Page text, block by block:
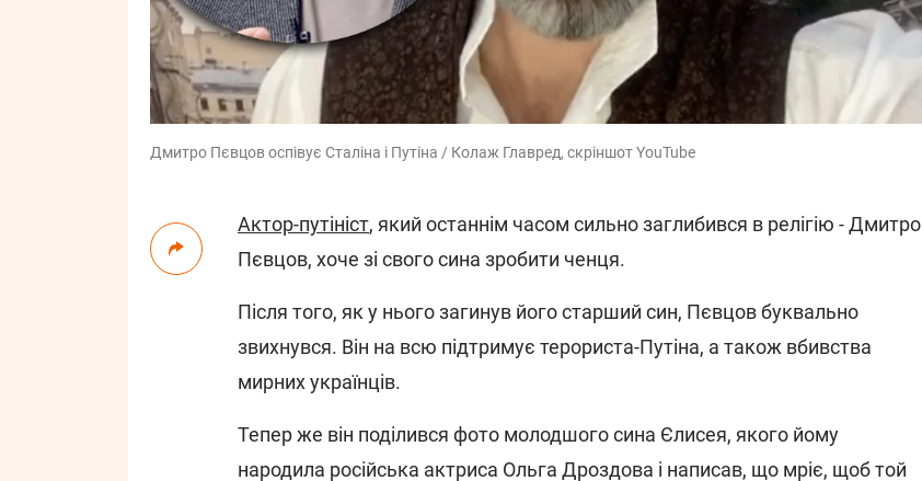
Дмитро Пєвцов оспівує Сталіна і Путіна / Колаж Главред, скріншот YouTube
Актор-путініст, який останнім часом сильно заглибився в релігію - Дмитро
Пєвцов, хоче зі свого сина зробити ченця.
Після того, як у нього загинув його старший син, Пєвцов буквально
звихнувся. Він на всю підтримує терориста-Путіна, а також вбивства
мирних українців.
Тепер же він поділився фото молодшого сина Єлисея, якого йому
народила російська актриса Ольга Дроздова і написав, що мріє, щоб той